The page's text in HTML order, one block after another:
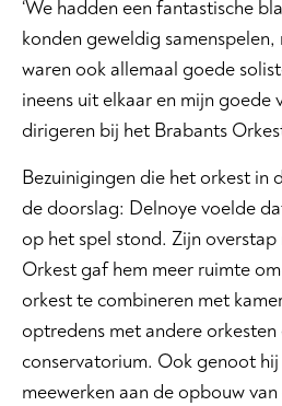
‘We hadden een fantastische
konden geweldig
waren ook allemaal goede
ineens uit elkaar en mijn goede
dirigeren bij het Brabants
Bezuinigingen die het orkest in
de doorslag: Delnoye voelde
op het spel stond. Zijn
Orkest gaf hem meer ruimte
orkest te combineren met
optredens met andere
conservatorium. Ook genoot hij
meewerken aan de opbouw